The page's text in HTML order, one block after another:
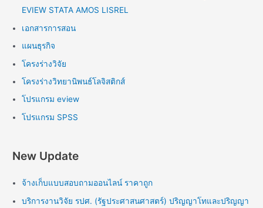
EVIEW STATA AMOS LISREL
เอกสารการสอน
แผนธุรกิจ
โครงร่างวิจัย
โครงร่างวิทยานิพนธ์โลจิสติกส์
โปรแกรม eview
โปรแกรม SPSS
New Update
จ้างเก็บแบบสอบถามออนไลน์ ราคาถูก
บริการงานวิจัย รปศ. (รัฐประศาสนศาสตร์) ปริญญาโทและปริญญา